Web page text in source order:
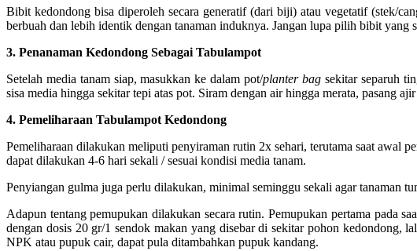
Bibit kedondong bisa diperoleh secara generatif (dari biji) atau vegetatif (stek/
berbuah dan lebih identik dengan tanaman induknya. Jangan lupa pilih bibit yang
3. Penanaman Kedondong Sebagai Tabulampot
Setelah media tanam siap, masukkan ke dalam pot/planter bag sekitar separuh
sisa media hingga sekitar tepi atas pot. Siram dengan air hingga merata, pasang
4. Pemeliharaan Tabulampot Kedondong
Pemeliharaan dilakukan meliputi penyiraman rutin 2x sehari, terutama saat awal
dapat dilakukan 4-6 hari sekali / sesuai kondisi media tanam.
Penyiangan gulma juga perlu dilakukan, minimal seminggu sekali agar tanaman
Adapun tentang pemupukan dilakukan secara rutin. Pemupukan pertama pada
dengan dosis 20 gr/1 sendok makan yang disebar di sekitar pohon kedondong,
NPK atau pupuk cair, dapat pula ditambahkan pupuk kandang.